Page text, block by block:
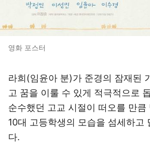
영화 포스터
라희(임윤아 분)가 준경의 잠재된
고 꿈을 이룰 수 있게 적극적으로
순수했던 고교 시절이 떠오를 만큼
10대 고등학생의 모습을 섬세하고
다.